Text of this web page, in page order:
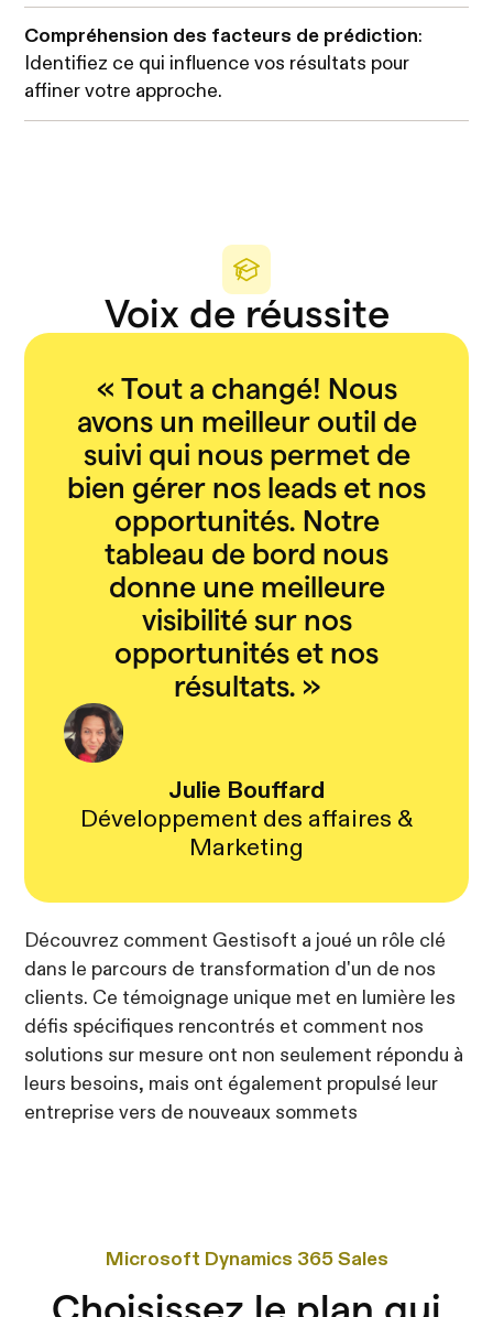
Compréhension des facteurs de prédiction:
Identifiez ce qui influence vos résultats pour
affiner votre approche.
Voix de réussite
« Tout a changé! Nous
avons un meilleur outil de
suivi qui nous permet de
bien gérer nos leads et nos
opportunités. Notre
tableau de bord nous
donne une meilleure
visibilité sur nos
opportunités et nos
résultats. »
Julie Bouffard
Développement des affaires &
Marketing
Découvrez comment Gestisoft a joué un rôle clé
dans le parcours de transformation d'un de nos
clients. Ce témoignage unique met en lumière les
défis spécifiques rencontrés et comment nos
solutions sur mesure ont non seulement répondu à
leurs besoins, mais ont également propulsé leur
entreprise vers de nouveaux sommets
Microsoft Dynamics 365 Sales